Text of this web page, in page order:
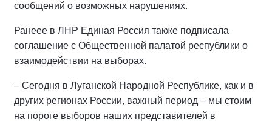
сообщений о возможных нарушениях.
Ранеее в ЛНР Единая Россия также подписала
соглашение с Общественной палатой республики о
взаимодействии на выборах.
– Сегодня в Луганской Народной Республике, как и в
других регионах России, важный период – мы стоим
на пороге выборов наших представителей в